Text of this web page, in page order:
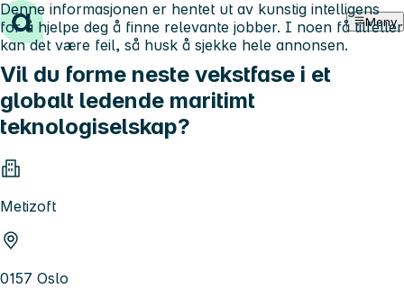
Hopp til innhold Meny
Vil du forme neste vekstfase i et
globalt ledende maritimt
teknologiselskap?
Metizoft
0157 Oslo
Denne informasjonen er hentet ut av kunstig intelligens
for å hjelpe deg å finne relevante jobber. I noen få tilfeller
kan det være feil, så husk å sjekke hele annonsen.